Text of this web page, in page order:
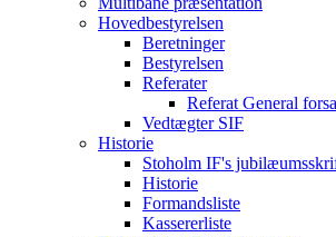
Hovedbestyrelsen
Beretninger
Bestyrelsen
Referater
Referat General
Vedtægter SIF
Historie
Stoholm IF's
Historie
Formandsliste
Kassererliste